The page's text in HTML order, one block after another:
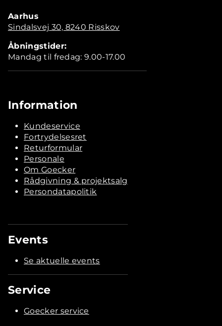
Aarhus
Sindalsvej 30, 8240 Risskov
Åbningstider:
Mandag til fredag: 9.00-17.00
Information
Kundeservice
Fortrydelsesret
Returformular
Personale
Om Goecker
Rådgivning & projektsalg
Persondatapolitik
Events
Se aktuelle events
Service
Goecker service